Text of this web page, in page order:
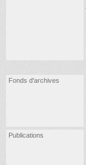
Fonds d'archives
Publications